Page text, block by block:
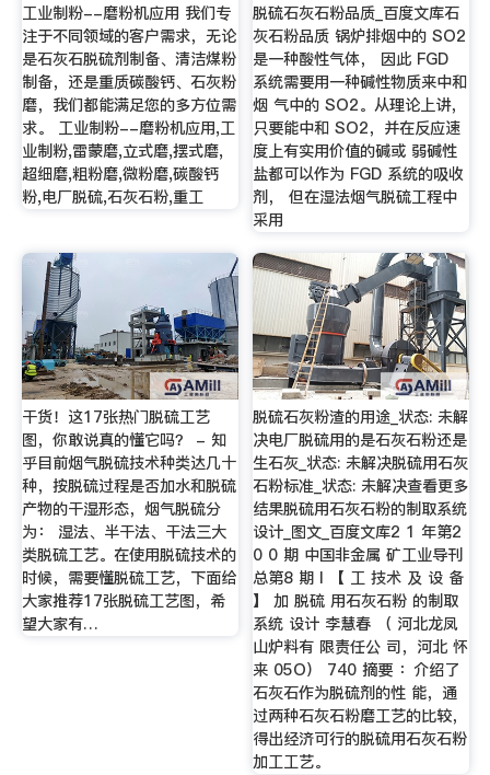
工业制粉--磨粉机应用 我们专
注于不同领域的客户需求，无论
是石灰石脱硫剂制备、清洁煤粉
制备，还是重质碳酸钙、石灰粉
磨，我们都能满足您的多方位需
求。 工业制粉--磨粉机应用,工
业制粉,雷蒙磨,立式磨,摆式磨,
超细磨,粗粉磨,微粉磨,碳酸钙
粉,电厂脱硫,石灰石粉,重工
脱硫石灰石粉品质_百度文库石
灰石粉品质 锅炉排烟中的 SO2
是一种酸性气体， 因此 FGD
系统需要用一种碱性物质来中和
烟 气中的 SO2。从理论上讲，
只要能中和 SO2，并在反应速
度上有实用价值的碱或 弱碱性
盐都可以作为 FGD 系统的吸收
剂， 但在湿法烟气脱硫工程中
采用
干货！这17张热门脱硫工艺
图，你敢说真的懂它吗？ - 知
乎目前烟气脱硫技术种类达几十
种，按脱硫过程是否加水和脱硫
产物的干湿形态，烟气脱硫分
为： 湿法、半干法、干法三大
类脱硫工艺。在使用脱硫技术的
时候，需要懂脱硫工艺，下面给
大家推荐17张脱硫工艺图，希
望大家有…
脱硫石灰粉渣的用途_状态: 未解
决电厂脱硫用的是石灰石粉还是
生石灰_状态: 未解决脱硫用石灰
石粉标准_状态: 未解决查看更多
结果脱硫用石灰石粉的制取系统
设计_图文_百度文库2 1 年第2
0 0 期 中国非金属 矿工业导刊
总第8 期 l 【 工 技术 及 设 备
】 加 脱硫 用石灰石粉 的制取
系统 设计 李慧春 （ 河北龙凤
山炉料有 限责任公 司，河北 怀
来 05O） 740 摘要 ：介绍了
石灰石作为脱硫剂的性 能，通
过两种石灰石粉磨工艺的比较，
得出经济可行的脱硫用石灰石粉
加工工艺。